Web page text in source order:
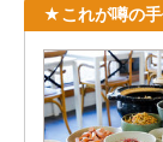
★これが噂の